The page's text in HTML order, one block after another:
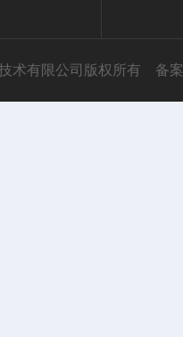
术有限公司版权所有 备